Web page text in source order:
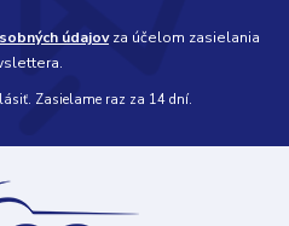
údajovza účelom zasielania
Zasielame raz za 14 dní.